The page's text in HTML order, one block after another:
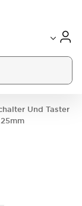
Und Taster